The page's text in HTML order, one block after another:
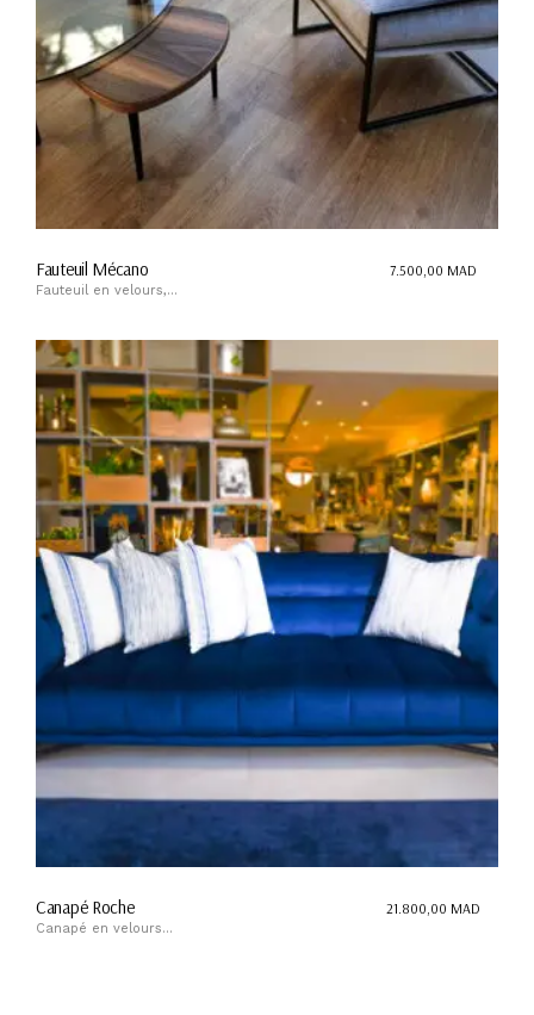
Fauteuil Mécano
Fauteuil en velours,...
7.500,00 MAD
Canapé Roche
Canapé en velours...
21.800,00 MAD